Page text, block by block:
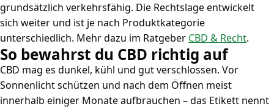
grundsätzlich verkehrsfähig. Die Rechtslage entwickelt
sich weiter und ist je nach Produktkategorie
unterschiedlich. Mehr dazu im Ratgeber CBD & Recht.
So bewahrst du CBD richtig auf
CBD mag es dunkel, kühl und gut verschlossen. Vor
Sonnenlicht schützen und nach dem Öffnen meist
innerhalb einiger Monate aufbrauchen – das Etikett nennt